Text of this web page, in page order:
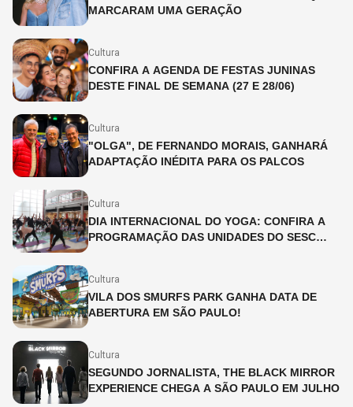
MARCARAM UMA GERAÇÃO
Cultura
CONFIRA A AGENDA DE FESTAS JUNINAS
DESTE FINAL DE SEMANA (27 E 28/06)
Cultura
"OLGA", DE FERNANDO MORAIS, GANHARÁ
ADAPTAÇÃO INÉDITA PARA OS PALCOS
Cultura
DIA INTERNACIONAL DO YOGA: CONFIRA A
PROGRAMAÇÃO DAS UNIDADES DO SESC
Cultura
VILA DOS SMURFS PARK GANHA DATA DE
ABERTURA EM SÃO PAULO!
Cultura
SEGUNDO JORNALISTA, THE BLACK MIRROR
EXPERIENCE CHEGA A SÃO PAULO EM JULHO